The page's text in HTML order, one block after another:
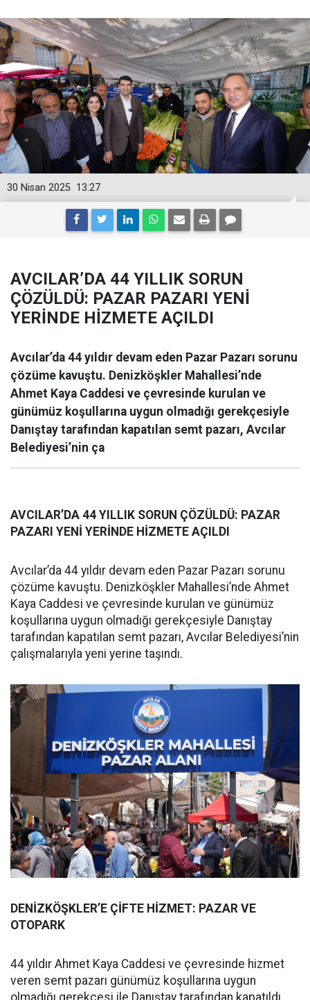
13:27
30 Nisan 2025
AVCILAR’DA 44 YILLIK SORUN
ÇÖZÜLDÜ: PAZAR PAZARI YENİ
YERİNDE HİZMETE AÇILDI
Avcılar’da 44 yıldır devam eden Pazar Pazarı sorunu
çözüme kavuştu. Denizköşkler Mahallesi’nde
Ahmet Kaya Caddesi ve çevresinde kurulan ve
günümüz koşullarına uygun olmadığı gerekçesiyle
Danıştay tarafından kapatılan semt pazarı, Avcılar
Belediyesi’nin ça
AVCILAR’DA 44 YILLIK SORUN ÇÖZÜLDÜ: PAZAR
PAZARI YENİ YERİNDE HİZMETE AÇILDI
Avcılar’da 44 yıldır devam eden Pazar Pazarı sorunu
çözüme kavuştu. Denizköşkler Mahallesi’nde Ahmet
Kaya Caddesi ve çevresinde kurulan ve günümüz
koşullarına uygun olmadığı gerekçesiyle Danıştay
tarafından kapatılan semt pazarı, Avcılar Belediyesi’nin
çalışmalarıyla yeni yerine taşındı.
DENİZKÖŞKLER’E ÇİFTE HİZMET: PAZAR VE
OTOPARK
44 yıldır Ahmet Kaya Caddesi ve çevresinde hizmet
veren semt pazarı günümüz koşullarına uygun